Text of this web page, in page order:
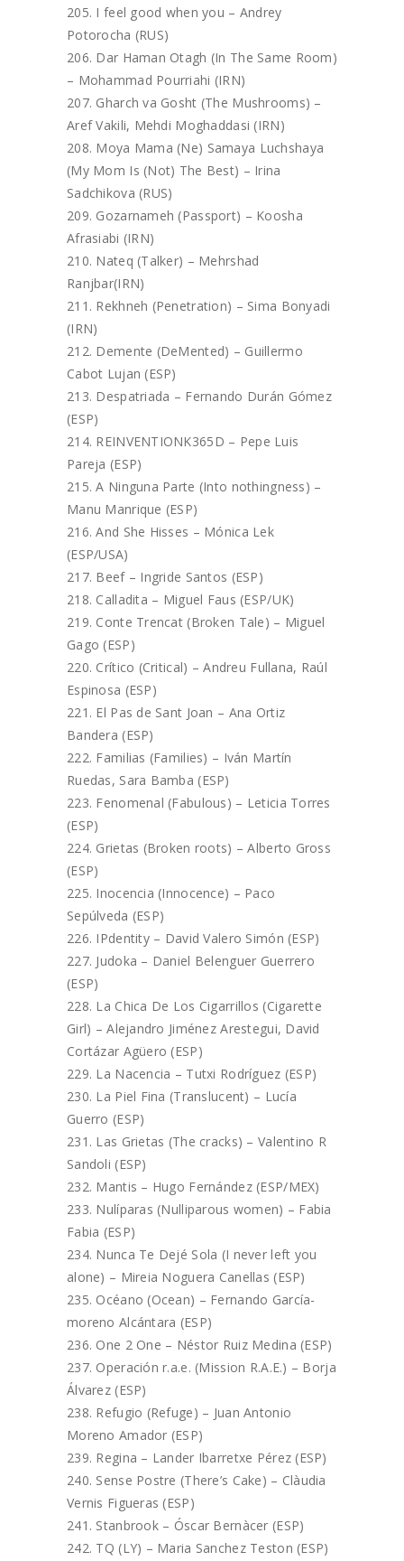
I feel good when you – Andrey
Potorocha (RUS)
Dar Haman Otagh (In The Same Room)
– Mohammad Pourriahi (IRN)
Gharch va Gosht (The Mushrooms) –
Aref Vakili, Mehdi Moghaddasi (IRN)
Moya Mama (Ne) Samaya Luchshaya
(My Mom Is (Not) The Best) – Irina
Sadchikova (RUS)
Gozarnameh (Passport) – Koosha
Afrasiabi (IRN)
Nateq (Talker) – Mehrshad
Ranjbar(IRN)
Rekhneh (Penetration) – Sima Bonyadi
(IRN)
Demente (DeMented) – Guillermo
Cabot Lujan (ESP)
Despatriada – Fernando Durán Gómez
(ESP)
REINVENTIONK365D – Pepe Luis
Pareja (ESP)
A Ninguna Parte (Into nothingness) –
Manu Manrique (ESP)
And She Hisses – Mónica Lek
(ESP/USA)
Beef – Ingride Santos (ESP)
Calladita – Miguel Faus (ESP/UK)
Conte Trencat (Broken Tale) – Miguel
Gago (ESP)
Crítico (Critical) – Andreu Fullana, Raúl
Espinosa (ESP)
El Pas de Sant Joan – Ana Ortiz
Bandera (ESP)
Familias (Families) – Iván Martín
Ruedas, Sara Bamba (ESP)
Fenomenal (Fabulous) – Leticia Torres
(ESP)
Grietas (Broken roots) – Alberto Gross
(ESP)
Inocencia (Innocence) – Paco
Sepúlveda (ESP)
IPdentity – David Valero Simón (ESP)
Judoka – Daniel Belenguer Guerrero
(ESP)
La Chica De Los Cigarrillos (Cigarette
Girl) – Alejandro Jiménez Arestegui, David
Cortázar Agüero (ESP)
La Nacencia – Tutxi Rodríguez (ESP)
La Piel Fina (Translucent) – Lucía
Guerro (ESP)
Las Grietas (The cracks) – Valentino R
Sandoli (ESP)
Mantis – Hugo Fernández (ESP/MEX)
Nulíparas (Nulliparous women) – Fabia
Fabia (ESP)
Nunca Te Dejé Sola (I never left you
alone) – Mireia Noguera Canellas (ESP)
Océano (Ocean) – Fernando García-
moreno Alcántara (ESP)
One 2 One – Néstor Ruiz Medina (ESP)
Operación r.a.e. (Mission R.A.E.) – Borja
Álvarez (ESP)
Refugio (Refuge) – Juan Antonio
Moreno Amador (ESP)
Regina – Lander Ibarretxe Pérez (ESP)
Sense Postre (There’s Cake) – Clàudia
Vernis Figueras (ESP)
Stanbrook – Óscar Bernàcer (ESP)
TQ (LY) – Maria Sanchez Teston (ESP)